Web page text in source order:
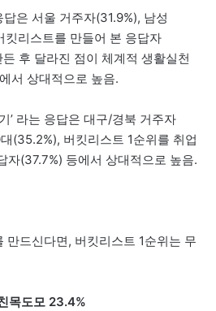
답은 서울 거주자(31.9%), 남성
리스트를 만들어 본 응답자
후 달라진 점이 체계적 생활실천
서 상대적으로 높음.
’ 라는 응답은 대구/경북 거주자
(35.2%), 버킷리스트 1순위를 취업
자(37.7%) 등에서 상대적으로 높음.
만드신다면, 버킷리스트 1순위는 무
목도모 23.4%